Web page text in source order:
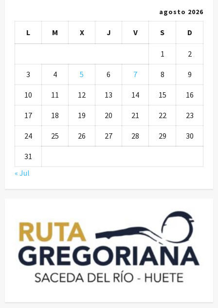
agosto 2026
L M X J V S D
1 2
3 4 5 6 7 8 9
10 11 12 13 14 15 16
17 18 19 20 21 22 23
24 25 26 27 28 29 30
31
« Jul